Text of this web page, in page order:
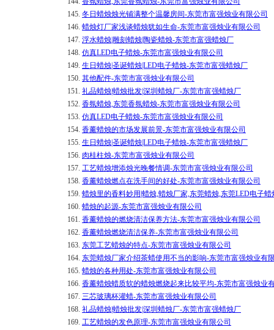
145. 冬日蜡烛烛光铺满整个温馨房间-东莞市富强烛业有限公司
146. 蜡烛灯厂家浅谈蜡烛犹如生命-东莞市富强烛业有限公司
147. 浮水蜡烛|雕刻蜡烛|陶瓷蜡烛-东莞市富强蜡烛厂
148. 仿真LED电子蜡烛-东莞市富强烛业有限公司
149. 生日蜡烛|圣诞蜡烛|LED电子蜡烛-东莞市富强蜡烛厂
150. 其他配件-东莞市富强烛业有限公司
151. 礼品蜡烛|蜡烛批发|深圳蜡烛厂-东莞市富强蜡烛厂
152. 香氛蜡烛,东莞香氛蜡烛-东莞市富强烛业有限公司
153. 仿真LED电子蜡烛-东莞市富强烛业有限公司
154. 香薰蜡烛的市场发展前景-东莞市富强烛业有限公司
155. 生日蜡烛|圣诞蜡烛|LED电子蜡烛-东莞市富强蜡烛厂
156. 肉桂柱烛-东莞市富强烛业有限公司
157. 工艺蜡烛增添烛光晚餐情调-东莞市富强烛业有限公司
158. 香薰蜡烛燃点在洗手间的好处-东莞市富强烛业有限公司
159. 蜡烛里的香料妙用|蜡烛,蜡烛厂家,东莞蜡烛,东莞LED电子
160. 蜡烛的起源-东莞市富强烛业有限公司
161. 香薰蜡烛的燃烧清洁保养方法-东莞市富强烛业有限公司
162. 香薰蜡烛燃烧清洁保养-东莞市富强烛业有限公司
163. 东莞工艺蜡烛的特点-东莞市富强烛业有限公司
164. 东莞蜡烛厂家介绍茶蜡使用不当的影响-东莞市富强烛业有
165. 蜡烛的各种用处-东莞市富强烛业有限公司
166. 香薰蜡烛蜡质软的蜡烛燃烧起来比较平均-东莞市富强烛业
167. 三芯玻璃杯灌蜡-东莞市富强烛业有限公司
168. 礼品蜡烛|蜡烛批发|深圳蜡烛厂-东莞市富强蜡烛厂
169. 工艺蜡烛的发色原理-东莞市富强烛业有限公司